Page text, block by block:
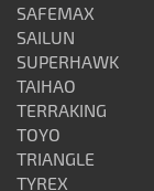
SAFEMAX
SAILUN
SUPERHAWK
TAIHAO
TERRAKING
TOYO
TRIANGLE
TYREX